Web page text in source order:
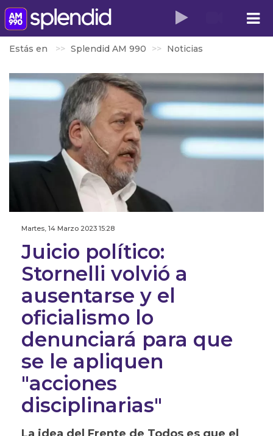
Estás en Splendid AM 990 Noticias
Martes, 14 Marzo 2023 15:28
Juicio político:
Stornelli volvió a
ausentarse y el
oficialismo lo
denunciará para que
se le apliquen
"acciones
disciplinarias"
La idea del Frente de Todos es que el